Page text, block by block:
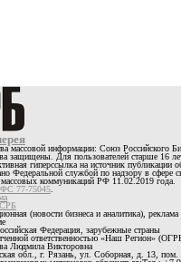
массовой информации: Союз Российского
Для пользователей старше 16
гиперссылка на источник публикации
Федеральной службой по надзору в сфере
коммуникаций РФ 11.02.2019 года.
77-75045
СРБ
(новости бизнеса и аналитика), реклама
Федерация, зарубежные страны
ответственностью «Наш Регион»
Людмила Викторовна
обл., г. Рязань, ул. Соборная, д. 13,